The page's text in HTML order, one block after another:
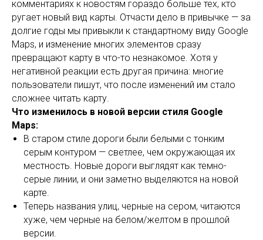
комментариях к новостям гораздо больше тех, кто
ругает новый вид карты. Отчасти дело в привычке — за
долгие годы мы привыкли к стандартному виду Google
Maps, и изменение многих элементов сразу
превращают карту в что-то незнакомое. Хотя у
негативной реакции есть другая причина: многие
пользователи пишут, что после изменений им стало
сложнее читать карту.
Что изменилось в новой версии стиля Google
Maps:
В старом стиле дороги были белыми с тонким
серым контуром — светлее, чем окружающая их
местность. Новые дороги выглядят как темно-
серые линии, и они заметно выделяются на новой
карте.
Теперь названия улиц, черные на сером, читаются
хуже, чем черные на белом/желтом в прошлой
версии.